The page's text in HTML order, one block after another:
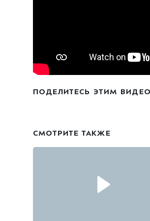
ПОДЕЛИТЕСЬ ЭТИМ
СМОТРИТЕ ТАКЖЕ